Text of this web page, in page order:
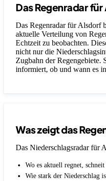
Das Regenradar
Das Regenradar für Alsdorf
aktuelle Verteilung von
Echtzeit zu beobachten.
nicht nur die
Zugbahn der Regengebiete.
informiert, ob und wann es
Was zeigt das
Das Niederschlagsradar für
Wo es aktuell regnet, schneit
Wie stark der Niederschlag